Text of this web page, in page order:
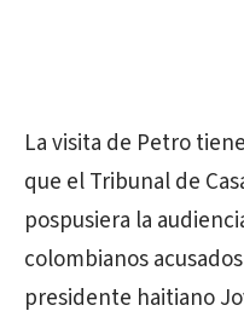
La visita de Petro
que el Tribunal de
pospusiera la
colombianos
presidente haitiano